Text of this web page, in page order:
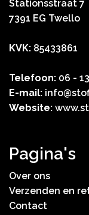
Stationsstraat 7
7391 EG Twello
KVK: 85433861
Telefoon: 06 -
E-mail:
Website:
Pagina's
Over ons
Verzenden en
Contact